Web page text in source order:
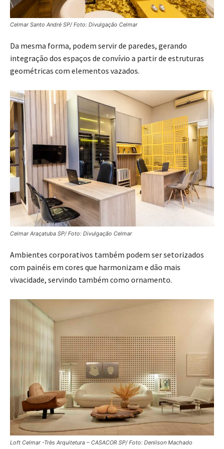
Celmar Santo André SP/ Foto: Divulgação Celmar
Da mesma forma, podem servir de paredes, gerando
integração dos espaços de convívio a partir de estruturas
geométricas com elementos vazados.
Celmar Araçatuba SP/ Foto: Divulgação Celmar
Ambientes corporativos também podem ser setorizados
com painéis em cores que harmonizam e dão mais
vivacidade, servindo também como ornamento.
Loft Celmar -Très Arquitetura – CASACOR SP/ Foto: Denilson Machado